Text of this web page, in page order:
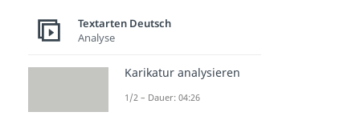
Textarten Deutsch
Analyse
Karikatur analysieren
1/2 – Dauer: 04:26